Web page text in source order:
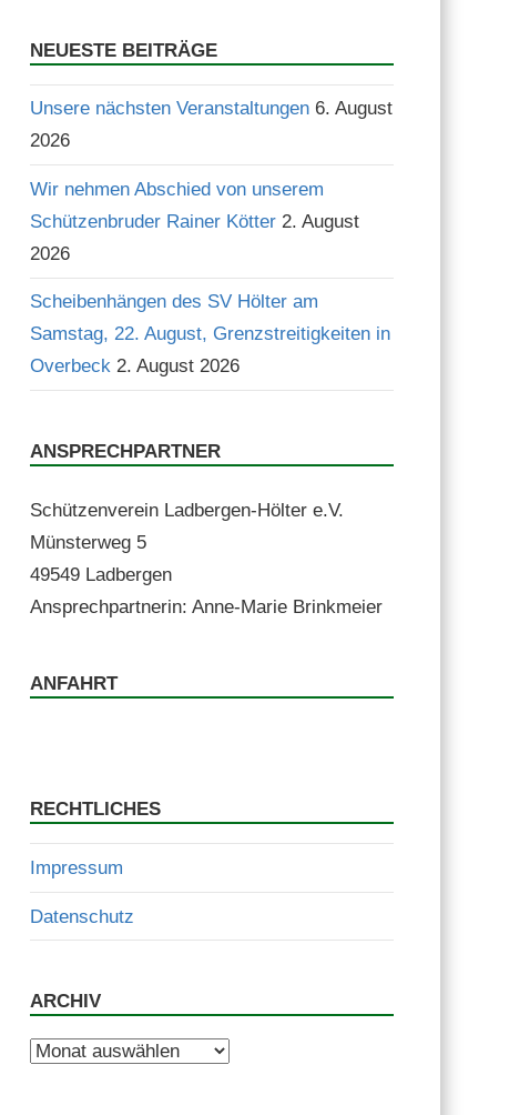
NEUESTE BEITRÄGE
Unsere nächsten Veranstaltungen 6. August
2026
Wir nehmen Abschied von unserem
Schützenbruder Rainer Kötter 2. August
2026
Scheibenhängen des SV Hölter am
Samstag, 22. August, Grenzstreitigkeiten in
Overbeck 2. August 2026
ANSPRECHPARTNER
Schützen­vere­in Lad­ber­gen-Höl­ter e.V.
Mün­ster­weg 5
49549 Ladbergen
Ansprech­part­ner­in: Anne-Marie Brinkmeier
ANFAHRT
RECHTLICHES
Impressum
Datenschutz
ARCHIV
Archiv